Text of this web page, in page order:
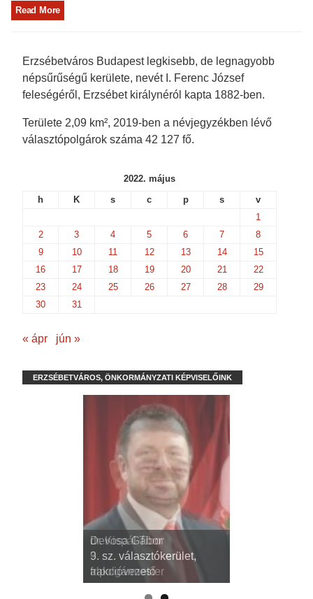
Read More
Erzsébetváros Budapest legkisebb, de legnagyobb
népsűrűségű kerülete, nevét I. Ferenc József
feleségéről, Erzsébet királynéról kapta 1882-ben.
Területe 2,09 km², 2019-ben a névjegyzékben lévő
választópolgárok száma 42 127 fő.
2022. május
h
K s c p s
v
1
2
3 4 5 6 7
8
9
10 11 12 13 14
15
16
17 18 19 20 21
22
23
24 25 26 27 28
29
30
31
« ápr jún »
ERZSÉBETVÁROS, ÖNKORMÁNYZATI KÉPVISELŐINK
dr. Kispál Tibor
3. sz. választókerület,
alpolgármester
Devosa Gábor
9. sz. választókerület,
frakcióvezető